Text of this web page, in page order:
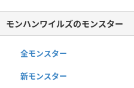
モンハンワイルズのモンスター
全モンスター
新モンスター